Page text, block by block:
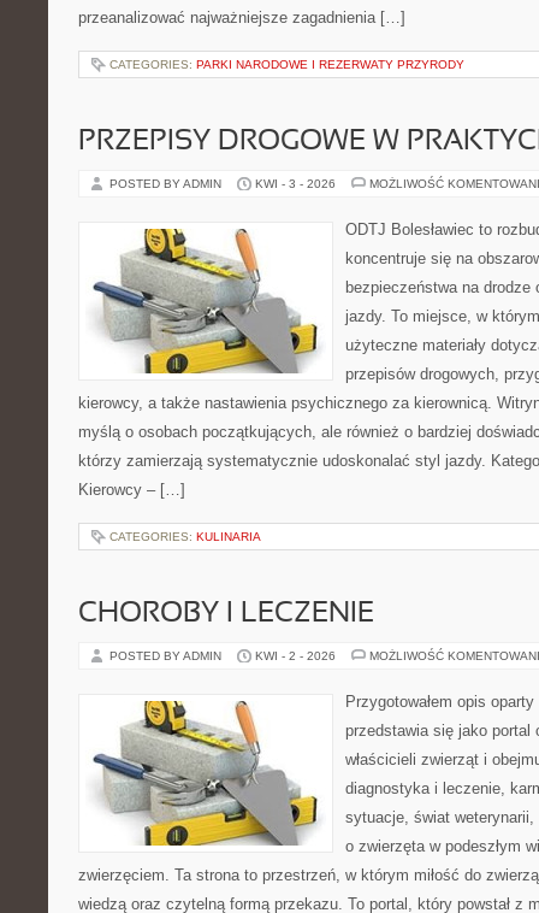
przeanalizować najważniejsze zagadnienia […]
CATEGORIES: PARKI NARODOWE I REZERWATY PRZYRODY
PRZEPISY DROGOWE W
POSTED BY ADMIN KWI - 3 - 2026 MOŻLIWOŚĆ
ODTJ Bolesławiec to
koncentruje się na
bezpieczeństwa na drodze
jazdy. To miejsce, w
użyteczne materiały
przepisów drogowych,
kierowcy, a także nastawienia psychicznego za kierownicą.
myślą o osobach początkujących, ale również o bardziej
którzy zamierzają systematycznie udoskonalać styl jazdy.
Kierowcy – […]
CATEGORIES: KULINARIA
CHOROBY I LECZENIE
POSTED BY ADMIN KWI - 2 - 2026 MOŻLIWOŚĆ
Przygotowałem opis
przedstawia się jako portal
właścicieli zwierząt i
diagnostyka i leczenie,
sytuacje, świat
o zwierzęta w podeszłym
zwierzęciem. Ta strona to przestrzeń, w którym miłość do
wiedzą oraz czytelną formą przekazu. To portal, który powstał z